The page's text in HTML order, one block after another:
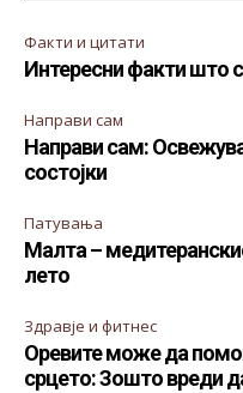
Факти и цитати
Интересни факти што
Направи сам
Направи сам:
состојки
Патувања
Малта –
лето
Здравје и фитнес
Оревите може да
срцето: Зошто вреди